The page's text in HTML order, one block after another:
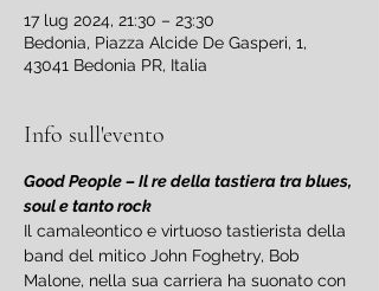
17 lug 2024, 21:30 – 23:30
Bedonia, Piazza Alcide De Gasperi, 1,
43041 Bedonia PR, Italia
Info sull'evento
Good People – Il re della tastiera tra blues,
soul e tanto rock
Il camaleontico e virtuoso tastierista della
band del mitico John Foghetry, Bob
Malone, nella sua carriera ha suonato con